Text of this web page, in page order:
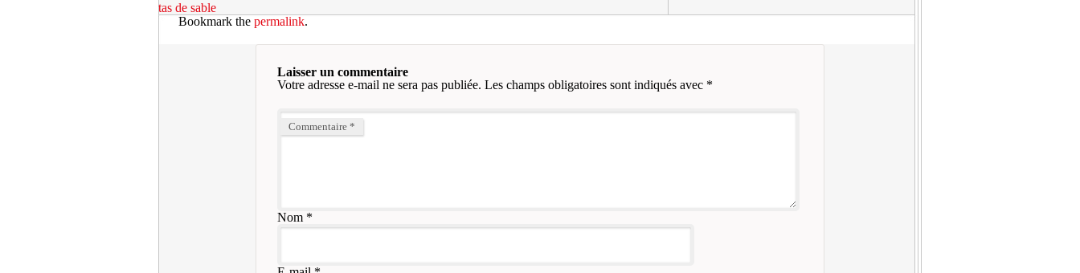
tas de sable
Bookmark the permalink.
Laisser un commentaire
Votre adresse e-mail ne sera pas publiée. Les champs obligatoires sont indiqués avec *
Commentaire *
Nom*